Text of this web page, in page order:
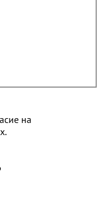
на